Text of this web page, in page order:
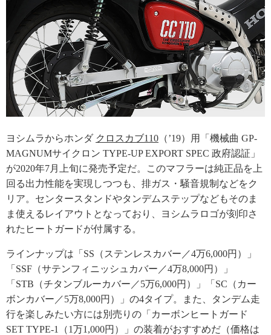
ヨシムラからホンダ クロスカブ110 （’19）用「機械曲 GP-
MAGNUMサイクロン TYPE-UP EXPORT SPEC 政府認証」
が2020年7月上旬に発売予定だ。このマフラーは純正品を上
回る出力性能を実現しつつも、排ガス・騒音規制などをク
リア。センタースタンドやタンデムステップなどもそのま
ま使えるレイアウトとなっており、ヨシムラロゴが刻印さ
れたヒートガードが付属する。
ラインナップは「SS（ステンレスカバー／4万6,000円）」
「SSF（サテンフィニッシュカバー／4万8,000円）」
「STB（チタンブルーカバー／5万6,000円）」「SC（カー
ボンカバー／5万8,000円）」の4タイプ。また、タンデム走
行を楽しみたい方には別売りの「カーボンヒートガード
SET TYPE-1（1万1,000円）」の装着がおすすめだ（価格は